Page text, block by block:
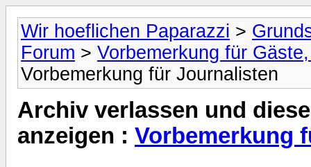
Wir hoeflichen Paparazzi >
Forum > Vorbemerkung für
Vorbemerkung für Journalisten
Archiv verlassen und
anzeigen : Vorbemerkung